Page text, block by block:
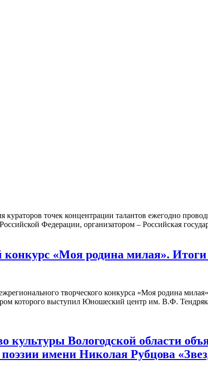
кураторов точек концентрации талантов ежегодно
Федерации, организатором – Российская
«Моя родина милая». Итоги
творческого конкурса «Моя родина
которого выступил Юношеский центр им. В.Ф.
культуры Вологодской области
имени Николая Рубцова